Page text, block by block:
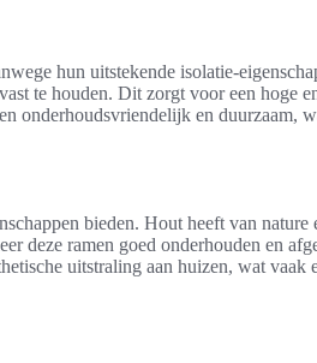
hun uitstekende isolatie-
te houden. Dit zorgt voor een hoge
onderhoudsvriendelijk en duurzaam,
bieden. Hout heeft van nature
deze ramen goed onderhouden en
uitstraling aan huizen, wat